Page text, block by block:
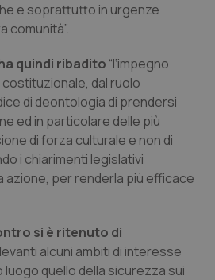
di Bolzano
di Trento
& Rettocolite Ulcerosa
patologie neurodegenerative
e soprattutto in urgenze
comunità”.
quindi ribadito “l‘impegno
dal ruolo
di deontologia di prendersi
ed in particolare delle più
di forza culturale e non di
i chiarimenti legislativi
azione, per renderla più efficace
si è ritenuto di
alcuni ambiti di interesse
luogo quello della sicurezza sui